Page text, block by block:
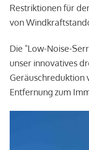
Restriktionen für
von
Die "Low-Noise-
unser innovatives
Geräuschreduktion
Entfernung zum